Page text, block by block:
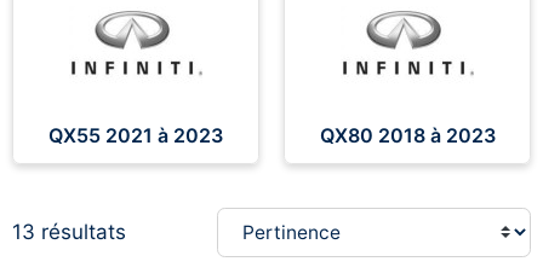
QX55 2021 à 2023 QX80 2018 à 2023
13 résultats